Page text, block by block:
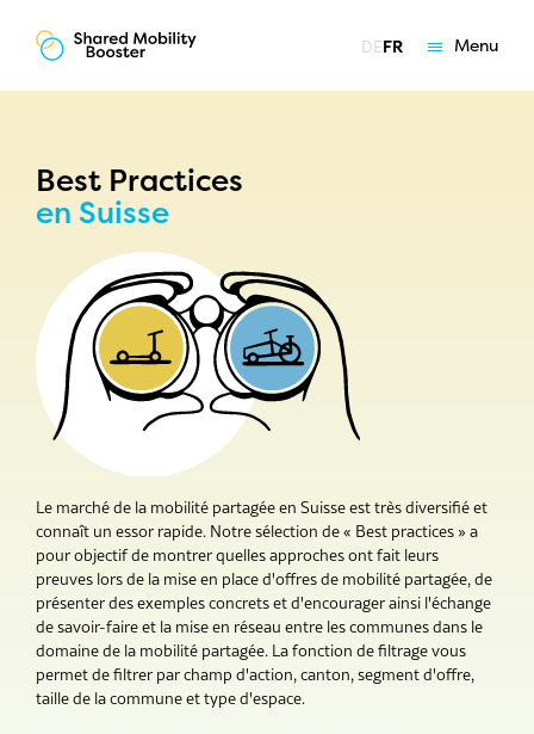
DEFR Menu
Vue d'ensemble du marché
Best Practices
Carte de la mobilité partagée
Programmes de soutien
Offres
Coaching
Qui nous sommes
Best Practices
en Suisse
Le marché de la mobilité partagée en Suisse est très diversifié et
connaît un essor rapide. Notre sélection de « Best practices » a
pour objectif de montrer quelles approches ont fait leurs
preuves lors de la mise en place d'offres de mobilité partagée, de
présenter des exemples concrets et d'encourager ainsi l'échange
de savoir-faire et la mise en réseau entre les communes dans le
domaine de la mobilité partagée. La fonction de filtrage vous
permet de filtrer par champ d'action, canton, segment d'offre,
taille de la commune et type d'espace.